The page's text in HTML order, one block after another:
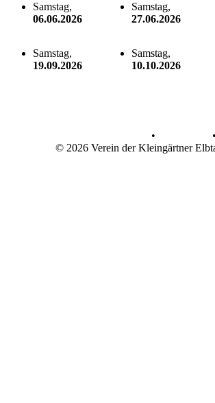
Samstag,
06.06.2026
Samstag,
27.06.2026
Samstag,
19.09.2026
Samstag,
10.10.2026
•
•
© 2026 Verein der Kleingärtner